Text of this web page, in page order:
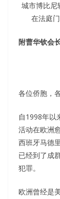
城市博比尼
在法庭
附曹华钦会
各位侨胞，
自1998年以
活动在欧洲
西班牙马德
已经到了成
犯罪。
欧洲曾经是